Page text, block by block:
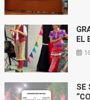
EL
SE